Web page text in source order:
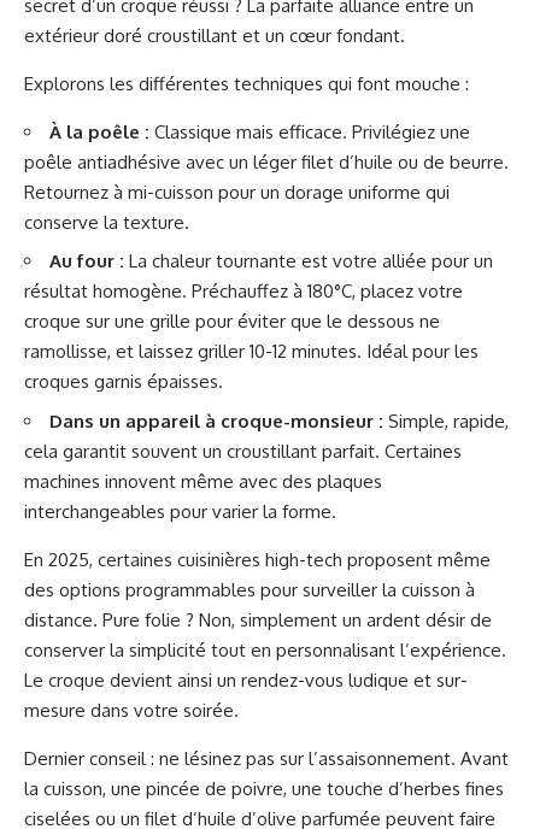
secret d’un croque réussi ? La parfaite alliance entre un
extérieur doré croustillant et un cœur fondant.
Explorons les différentes techniques qui font mouche :
À la poêle : Classique mais efficace. Privilégiez une
poêle antiadhésive avec un léger filet d’huile ou de beurre.
Retournez à mi-cuisson pour un dorage uniforme qui
conserve la texture.
Au four : La chaleur tournante est votre alliée pour un
résultat homogène. Préchauffez à 180°C, placez votre
croque sur une grille pour éviter que le dessous ne
ramollisse, et laissez griller 10-12 minutes. Idéal pour les
croques garnis épaisses.
Dans un appareil à croque-monsieur : Simple, rapide,
cela garantit souvent un croustillant parfait. Certaines
machines innovent même avec des plaques
interchangeables pour varier la forme.
En 2025, certaines cuisinières high-tech proposent même
des options programmables pour surveiller la cuisson à
distance. Pure folie ? Non, simplement un ardent désir de
conserver la simplicité tout en personnalisant l’expérience.
Le croque devient ainsi un rendez-vous ludique et sur-
mesure dans votre soirée.
Dernier conseil : ne lésinez pas sur l’assaisonnement. Avant
la cuisson, une pincée de poivre, une touche d’herbes fines
ciselées ou un filet d’huile d’olive parfumée peuvent faire